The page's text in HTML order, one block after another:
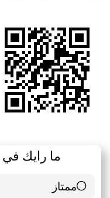
ما رايك
ممتاز
6 ( 85.71 % )